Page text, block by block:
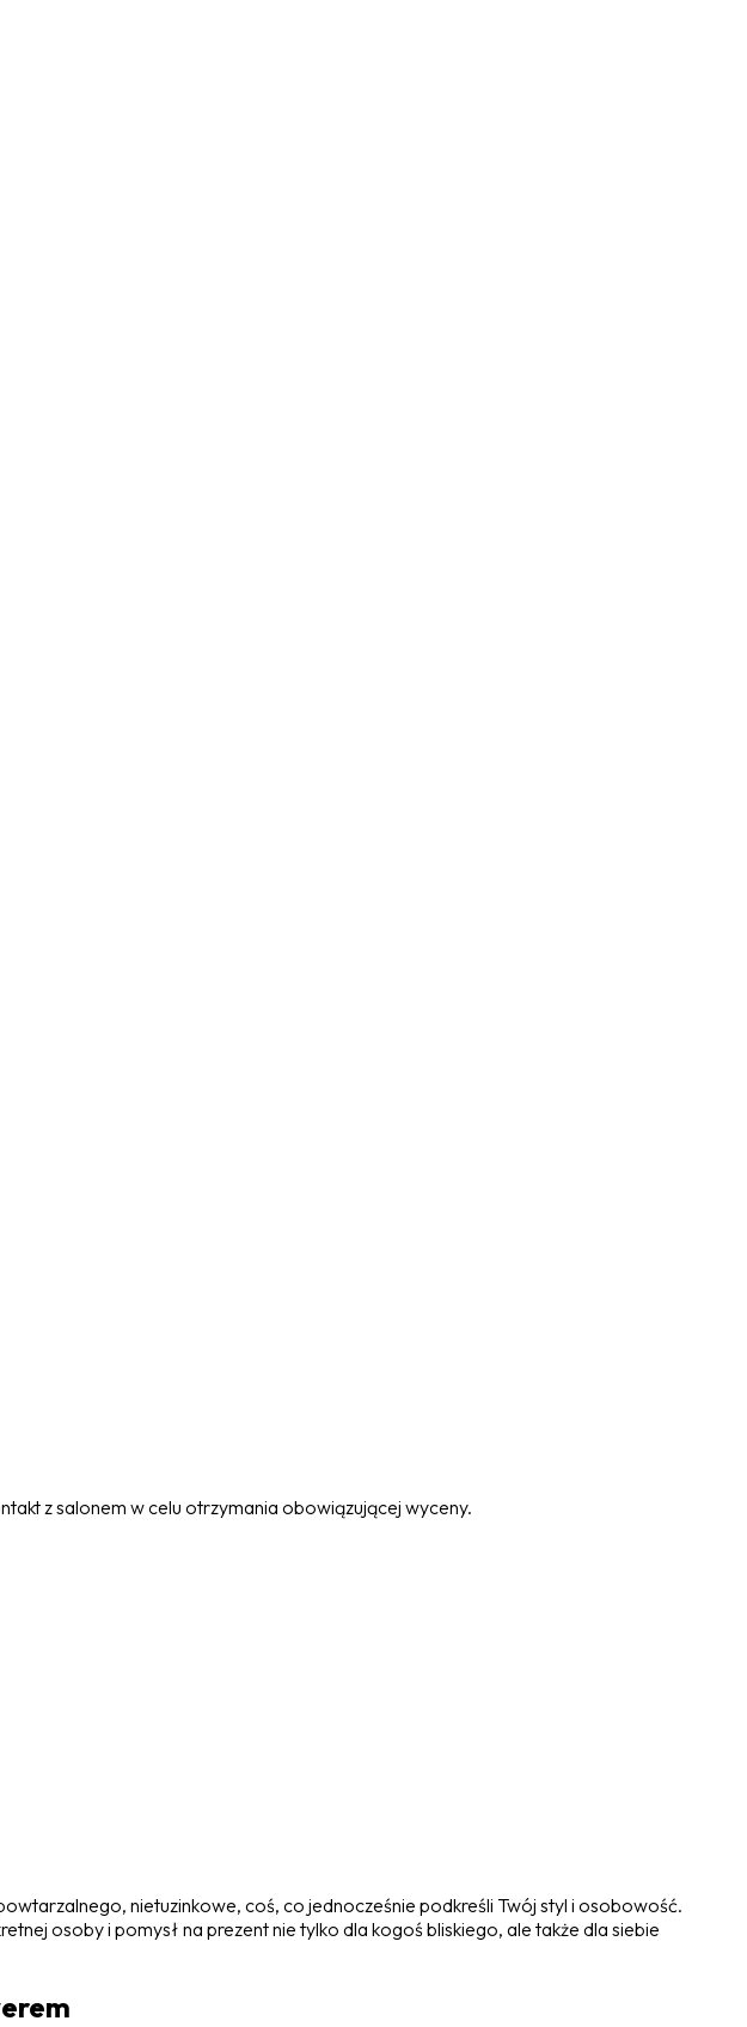
z salonem w celu otrzymania obowiązującej wyceny.
nietuzinkowe, coś, co jednocześnie podkreśli Twój styl i osobowość.
osoby i pomysł na prezent nie tylko dla kogoś bliskiego, ale także dla siebie